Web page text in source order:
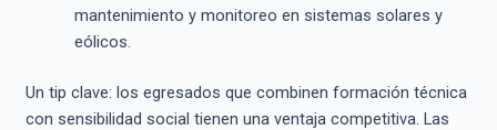
mantenimiento y monitoreo en sistemas solares y
eólicos.
Un tip clave: los egresados que combinen formación técnica
con sensibilidad social tienen una ventaja competitiva. Las